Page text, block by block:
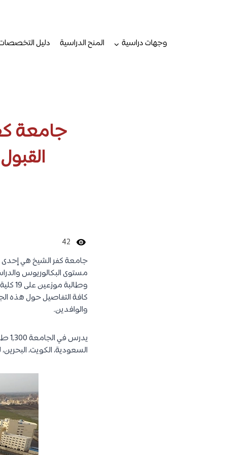
وجهات دراسية
المنح الدراسية دليل
جامعة
42
جامعة كفر الشيخ هي إحدى
كافة التفاصيل حول هذه
والوافدين.
السعودية، الكويت،